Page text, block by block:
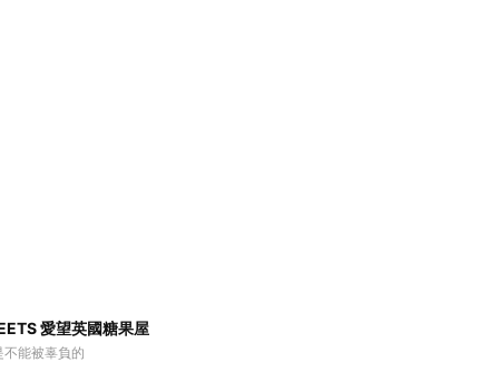
愛望英國糖果屋
能被辜負的